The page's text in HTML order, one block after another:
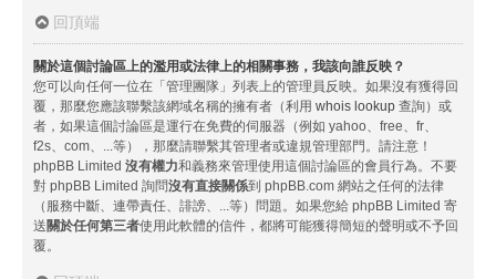
回頂端
關於這個討論區上的濫用或法律上的相關事務，我該向誰反映？
您可以向任何一位在「管理團隊」列表上的管理員反映。如果沒有獲得回
覆，那麼您應該聯繫該網域名稱的擁有者（利用 whois lookup 查詢）或
者，如果這個討論區是運行在免費的伺服器（例如 yahoo、free、fr、
f2s、com、...等），那麼請聯繫其管理者或違規管理部門。請注意！
phpBB Limited 沒有權力和義務來管理使用這個討論區的會員行為。不要
對 phpBB Limited 詢問沒有直接關係到 phpBB.com 網站之任何的法律
（服務中斷、連帶責任、誹謗、...等）問題。如果您給 phpBB Limited 寄
送關於任何第三者使用此軟體的信件，都將可能獲得簡短的聲明或不予回
覆。